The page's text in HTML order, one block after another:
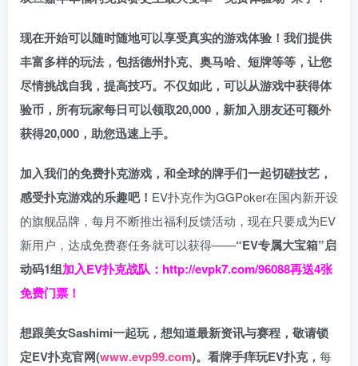
现在开始可以随时随地可以享受真实的游戏体验！我们提供
丰富多样的玩法，包括德州扑克、奥马哈、短牌等等，让您
尽情挑战自我，提高技巧。不仅如此， 可以从游戏中获得体
验币，所有玩家每日可以领取20,000，新加入朋友还可额外
获得20,000，助您迅速上手。
加入我们的免费扑克游戏，和全球的牌手们一起切磋技艺，
感受扑克游戏的乐趣吧！ EV扑克作为GGPoker在国内新开设
的旗舰品牌，每月不断推出福利反馈活动，现在只要成为EV
新用户，达成免费赛任务就可以获得——“EV专属大宝箱”启
动码1组加入EV扑克战队： http://evpk7.com/96088再送4张
免费门票！
想跟美女Sashimi一起玩， 想知道最新资讯与赛程， 敬请锁
定EV扑克官网(www.evp99.com)。 看牌手痒玩EV扑克， 每